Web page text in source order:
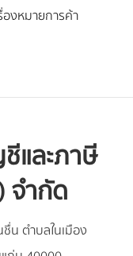
งหมายการค้า
และภาษี
จำกัด
น ตำบลในเมือง